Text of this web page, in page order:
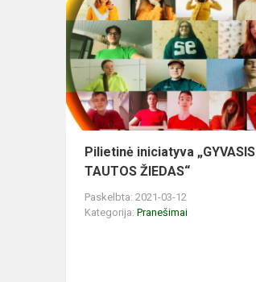
Pilietinė iniciatyva „GYVASIS
TAUTOS ŽIEDAS“
Paskelbta: 2021-03-12
Kategorija: Pranešimai